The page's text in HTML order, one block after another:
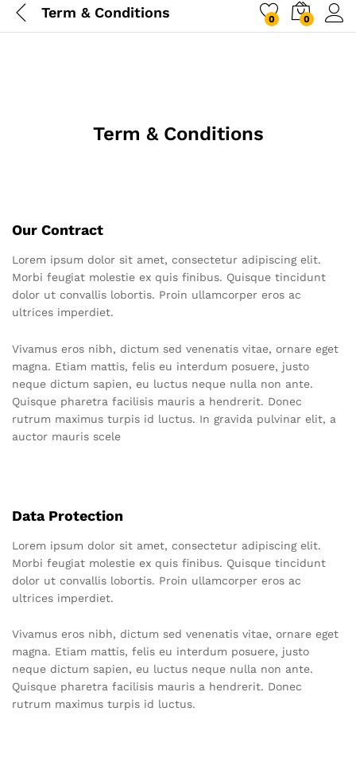
Term & Conditions 0 0
Term & Conditions
Our Contract
Lorem ipsum dolor sit amet, consectetur adipiscing elit.
Morbi feugiat molestie ex quis finibus. Quisque tincidunt
dolor ut convallis lobortis. Proin ullamcorper eros ac
ultrices imperdiet.
Vivamus eros nibh, dictum sed venenatis vitae, ornare eget
magna. Etiam mattis, felis eu interdum posuere, justo
neque dictum sapien, eu luctus neque nulla non ante.
Quisque pharetra facilisis mauris a hendrerit. Donec
rutrum maximus turpis id luctus. In gravida pulvinar elit, a
auctor mauris scele
Data Protection
Lorem ipsum dolor sit amet, consectetur adipiscing elit.
Morbi feugiat molestie ex quis finibus. Quisque tincidunt
dolor ut convallis lobortis. Proin ullamcorper eros ac
ultrices imperdiet.
Vivamus eros nibh, dictum sed venenatis vitae, ornare eget
magna. Etiam mattis, felis eu interdum posuere, justo
neque dictum sapien, eu luctus neque nulla non ante.
Quisque pharetra facilisis mauris a hendrerit. Donec
rutrum maximus turpis id luctus.